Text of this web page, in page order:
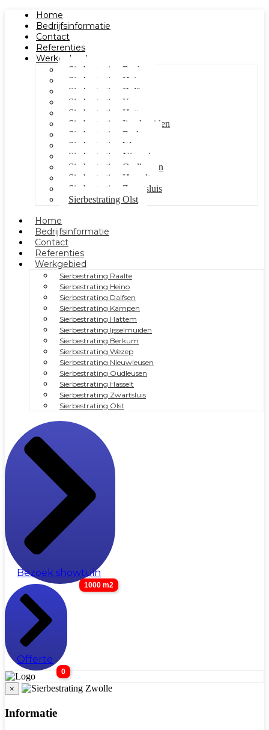
Home
Bedrijfsinformatie
Contact
Referenties
Werkgebied
Sierbestrating Raalte
Sierbestrating Heino
Sierbestrating Dalfsen
Sierbestrating Kampen
Sierbestrating Hattem
Sierbestrating Ijsselmuiden
Sierbestrating Berkum
Sierbestrating Wezep
Sierbestrating Nieuwleusen
Sierbestrating Oudleusen
Sierbestrating Hasselt
Sierbestrating Zwartsluis
Sierbestrating Olst
Home
Bedrijfsinformatie
Contact
Referenties
Werkgebied
Sierbestrating Raalte
Sierbestrating Heino
Sierbestrating Dalfsen
Sierbestrating Kampen
Sierbestrating Hattem
Sierbestrating Ijsselmuiden
Sierbestrating Berkum
Sierbestrating Wezep
Sierbestrating Nieuwleusen
Sierbestrating Oudleusen
Sierbestrating Hasselt
Sierbestrating Zwartsluis
Sierbestrating Olst
Bezoek showtuin
1000 m2
Offerte
0
×
Informatie